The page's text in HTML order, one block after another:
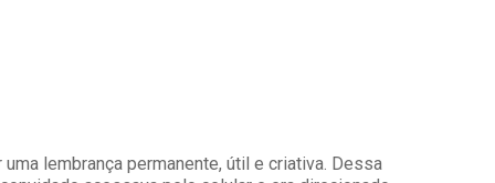
lembrança permanente, útil e criativa. Dessa